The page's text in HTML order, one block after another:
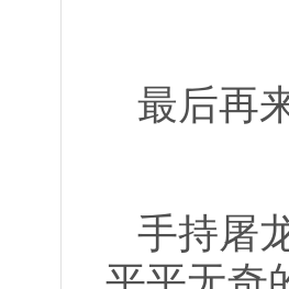
最后再
手持屠